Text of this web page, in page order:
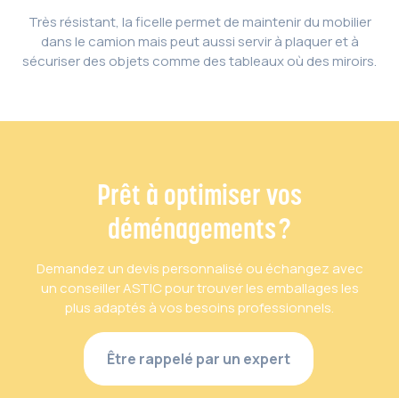
Très résistant, la ficelle permet de maintenir du mobilier
dans le camion mais peut aussi servir à plaquer et à
sécuriser des objets comme des tableaux où des miroirs.
Prêt à optimiser vos
déménagements ?
Demandez un devis personnalisé ou échangez avec
un conseiller ASTIC pour trouver les emballages les
plus adaptés à vos besoins professionnels.
Être rappelé par un expert